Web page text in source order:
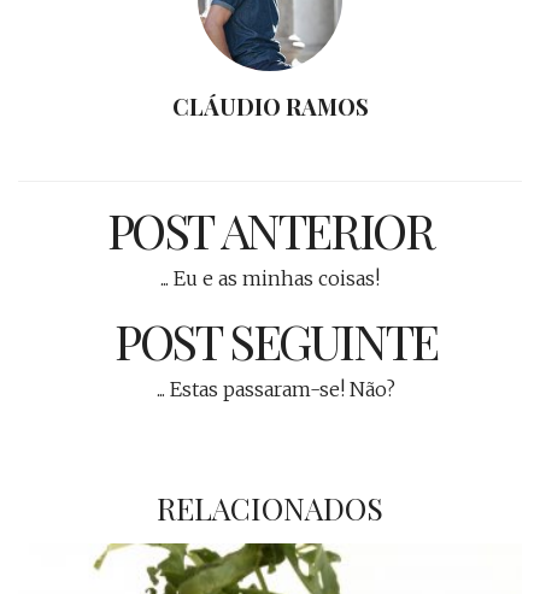
CLÁUDIO RAMOS
POST ANTERIOR
... Eu e as minhas coisas!
POST SEGUINTE
... Estas passaram-se! Não?
RELACIONADOS